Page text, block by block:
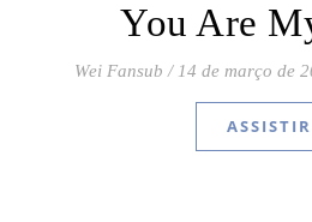
You Are
Wei Fansub / 14 de março de
ASSISTIR